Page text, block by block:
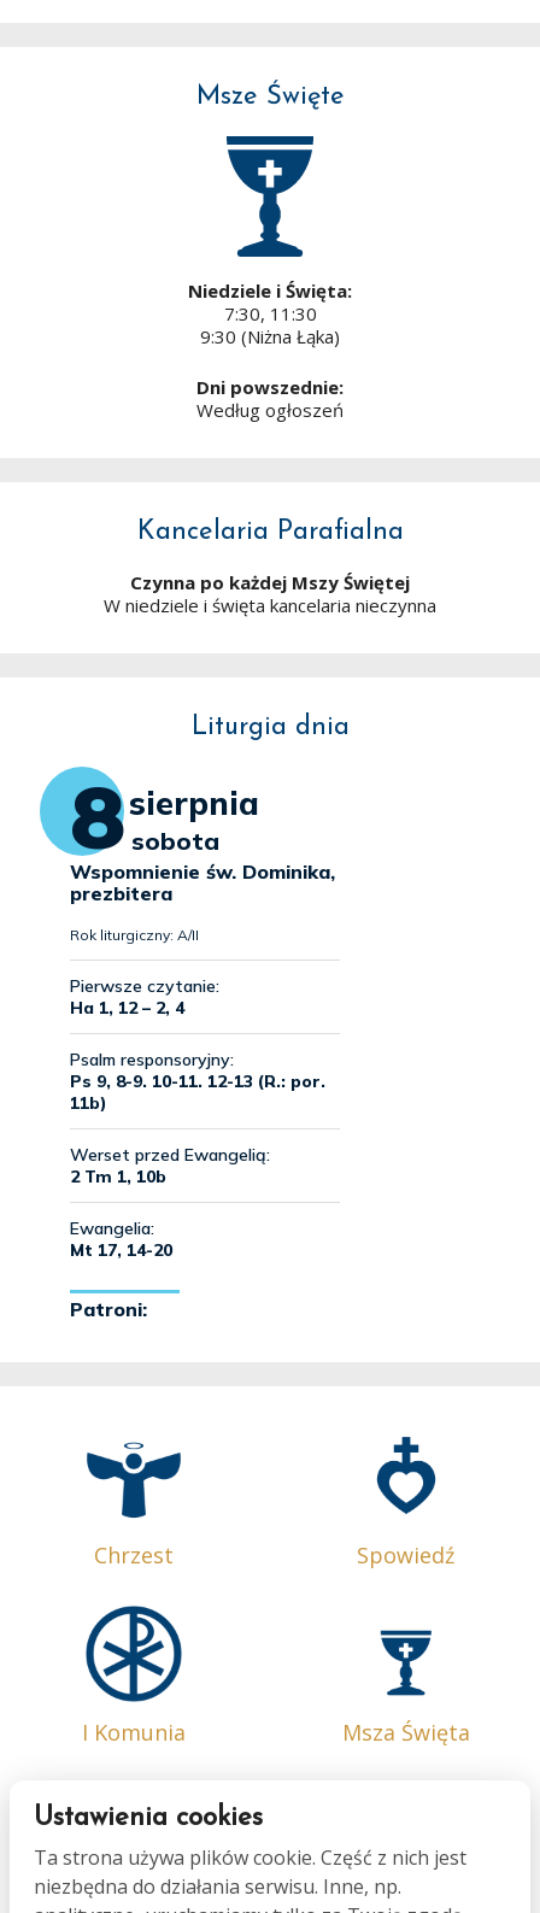
Msze Święte
Niedziele i Święta:
7:30, 11:30
9:30 (Niżna Łąka)
Dni powszednie:
Według ogłoszeń
Kancelaria Parafialna
Czynna po każdej Mszy Świętej
W niedziele i święta kancelaria nieczynna
Liturgia dnia
Chrzest Spowiedź
I Komunia Msza Święta
Ustawienia cookies
Ta strona używa plików cookie. Część z nich jest
niezbędna do działania serwisu. Inne, np.